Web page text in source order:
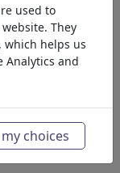
used to
They
which helps us
Analytics and
choices